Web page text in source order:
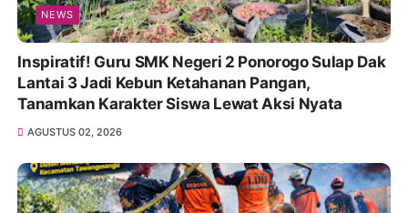
NEWS
Inspiratif! Guru SMK Negeri 2 Ponorogo Sulap Dak
Lantai 3 Jadi Kebun Ketahanan Pangan,
Tanamkan Karakter Siswa Lewat Aksi Nyata
AGUSTUS 02, 2026